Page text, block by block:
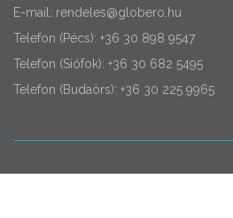
E-mail: rendeles@globero.hu
Telefon (Pécs): +36 30 898 9547
Telefon (Siófok): +36 30 682 5495
Telefon (Budaörs): +36 30 225 9965